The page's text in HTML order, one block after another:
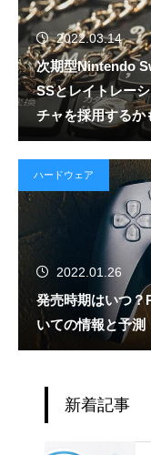
2022.03.14
次期型Nintendo
SSとレイトレー
チャを採用するか
ハードウェア
2022.01.26
発売時期はいつ？
いての情報と予測
新着記事